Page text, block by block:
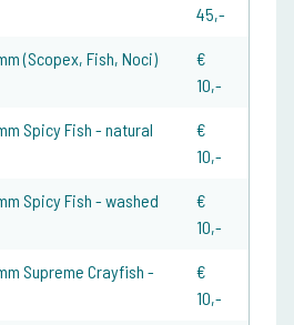
45,-
(Scopex, Fish, Noci)
€
10,-
Spicy Fish - natural
€
10,-
Spicy Fish - washed
€
10,-
Supreme Crayfish -
€
10,-